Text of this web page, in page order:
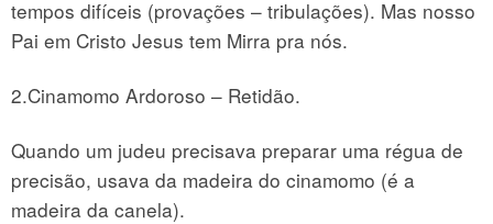
tempos difíceis (provações – tribulações). Mas nosso
Pai em Cristo Jesus tem Mirra pra nós.
2.Cinamomo Ardoroso – Retidão.
Quando um judeu precisava preparar uma régua de
precisão, usava da madeira do cinamomo (é a
madeira da canela).